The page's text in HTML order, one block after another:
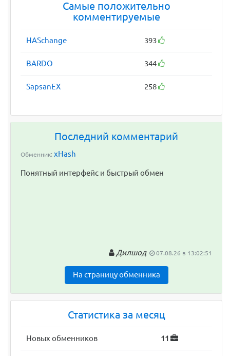
Самые положительно
комментируемые
HASchange 393
BARDO 344
SapsanEX 258
Последний комментарий
Обменник: xHash
Понятный интерфейс и быстрый обмен
Дилшод 07.08.26 в 13:02:51
На страницу обменника
Статистика за месяц
Новых обменников 11